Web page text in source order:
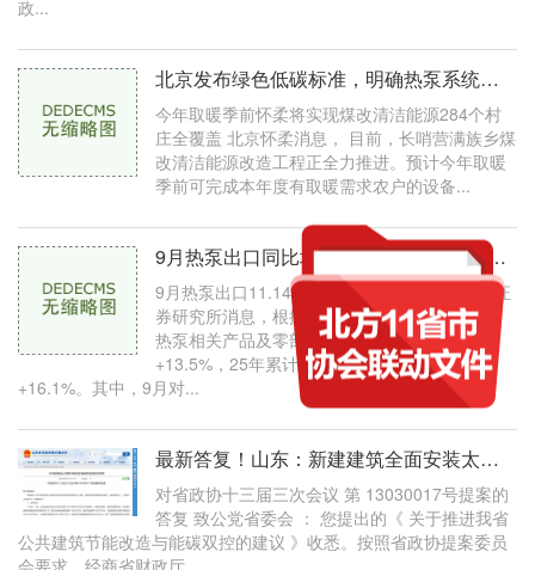
政...
北京发布绿色低碳标准，明确热泵系统计量方法
今年取暖季前怀柔将实现煤改清洁能源284个村
庄全覆盖 北京怀柔消息， 目前，长哨营满族乡煤
改清洁能源改造工程正全力推进。预计今年取暖
季前可完成本年度有取暖需求农户的设备...
9月热泵出口同比增长13.5%；哈尔滨重要发布拟出供热新规；山西两地居民独立采
9月热泵出口11.14亿元，同比增长13.5% 方正证
券研究所消息，根据海关总署数据，2025年9月
热泵相关产品及零部件出口11.14亿元，同比
+13.5%，25年累计出口124.14亿元，同比
+16.1%。其中，9月对...
最新答复！山东：新建建筑全面安装太阳能系统，因地制宜推广地热能、生物质
对省政协十三届三次会议 第 13030017号提案的
答复 致公党省委会 ： 您提出的《 关于推进我省
公共建筑节能改造与能碳双控的建议 》收悉。按照省政协提案委员